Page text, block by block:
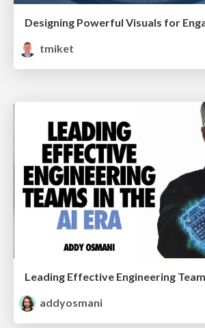
Designing Powerful Visuals for
tmiket
Leading Effective Engineering
addyosmani